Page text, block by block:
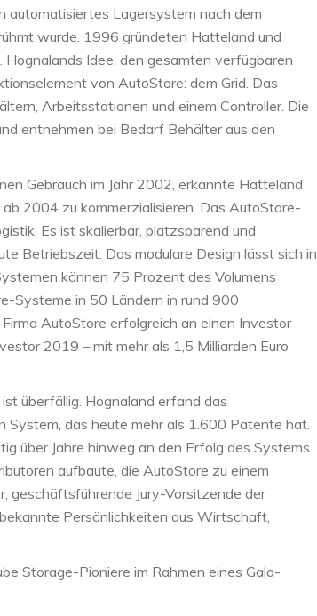
automatisiertes Lagersystem nach dem
wurde. 1996 gründeten Hatteland und
Idee, den gesamten verfügbaren
von AutoStore: dem Grid. Das
Arbeitsstationen und einem Controller. Die
entnehmen bei Bedarf Behälter aus den
Gebrauch im Jahr 2002, erkannte Hatteland
2004 zu kommerzialisieren. Das AutoStore-
Es ist skalierbar, platzsparend und
Betriebszeit. Das modulare Design lässt sich in
können 75 Prozent des Volumens
Systeme in 50 Ländern in rund 900
AutoStore erfolgreich an einen Investor
2019 – mit mehr als 1,5 Milliarden Euro
überfällig. Hognaland erfand das
das heute mehr als 1.600 Patente hat.
über Jahre hinweg an den Erfolg des Systems
aufbaute, die AutoStore zu einem
geschäftsführende Jury-Vorsitzende der
Persönlichkeiten aus Wirtschaft,
Storage-Pioniere im Rahmen eines Gala-